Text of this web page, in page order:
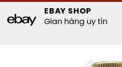
EBAY SHOP
Gian hàng uy tín